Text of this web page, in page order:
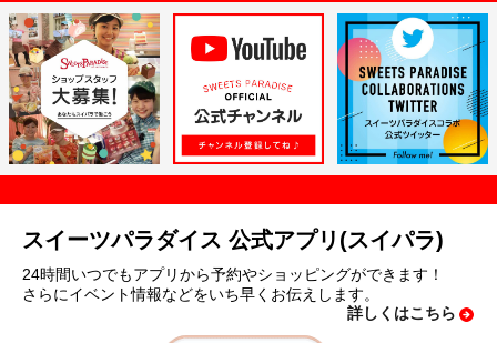
スイーツパラダイス 公式アプリ(スイパラ)
24時間いつでもアプリから予約やショッピングができます！
さらにイベント情報などをいち早くお伝えします。
詳しくはこちら